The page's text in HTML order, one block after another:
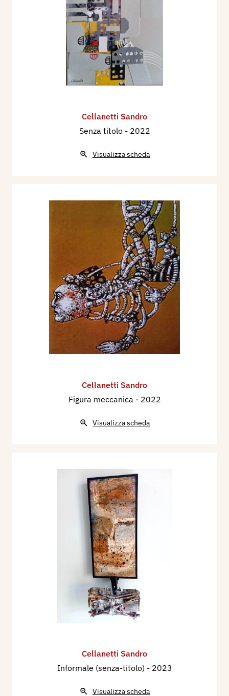
Cellanetti Sandro
Senza titolo - 2022
Visualizza scheda
Cellanetti Sandro
Figura meccanica - 2022
Visualizza scheda
Cellanetti Sandro
Informale (senza-titolo) - 2023
Visualizza scheda